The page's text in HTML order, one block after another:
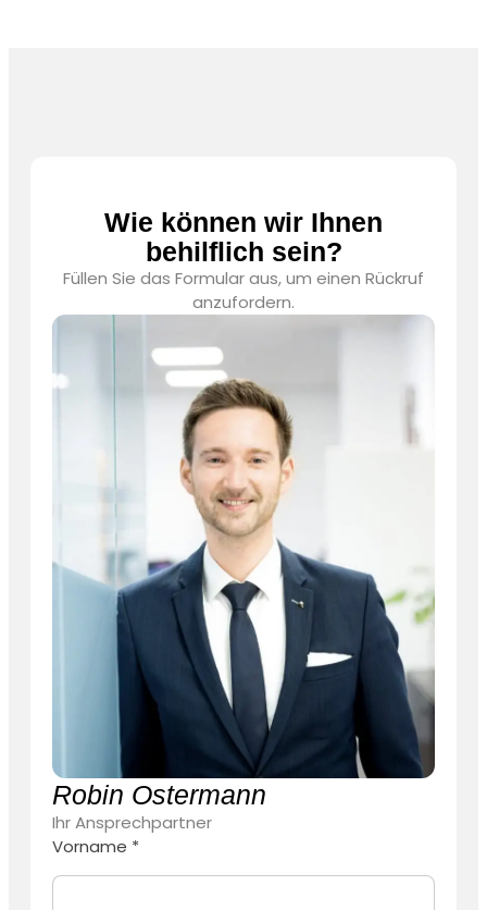
Wie können wir Ihnen
behilflich sein?
Füllen Sie das Formular aus, um einen Rückruf
anzufordern.
Robin Ostermann
Ihr Ansprechpartner
Vorname *